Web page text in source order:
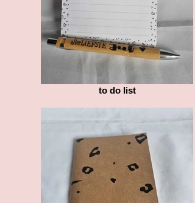
to do list